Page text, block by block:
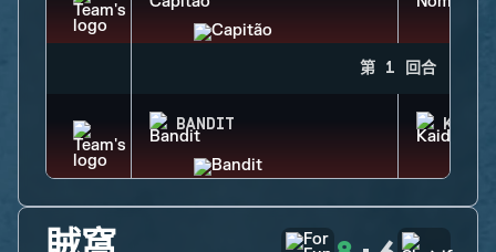
第 1 回合
BANDIT KAID
賊窩